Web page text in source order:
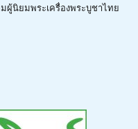
ผู้นิยมพระเครื่องพระบูชาไทย